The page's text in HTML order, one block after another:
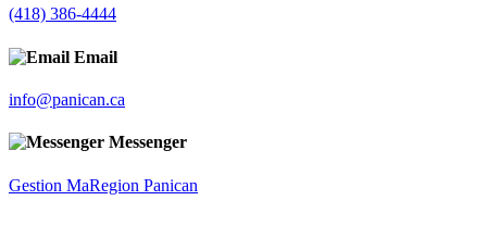
(418) 386-4444
Email
info@panican.ca
Messenger
Gestion MaRegion Panican